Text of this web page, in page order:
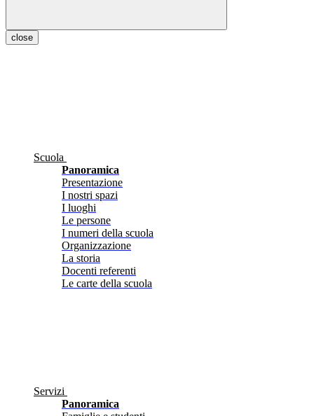
close
Scuola
Panoramica
Presentazione
I nostri spazi
I luoghi
Le persone
I numeri della scuola
Organizzazione
La storia
Docenti referenti
Le carte della scuola
Servizi
Panoramica